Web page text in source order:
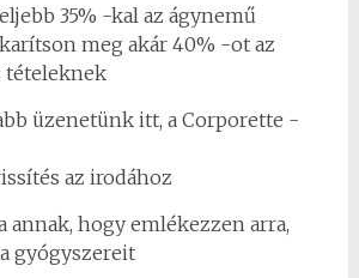
35% -kal az ágynemű
meg akár 40% -ot az
tételeknek
üzenetünk itt, a Corporette -
az irodához
annak, hogy emlékezzen arra,
gyógyszereit